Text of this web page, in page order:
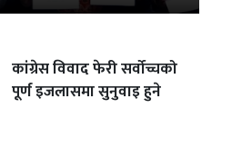
कांग्रेस विवाद फेरी सर्वोच्चको
पूर्ण इजलासमा सुनुवाइ हुने